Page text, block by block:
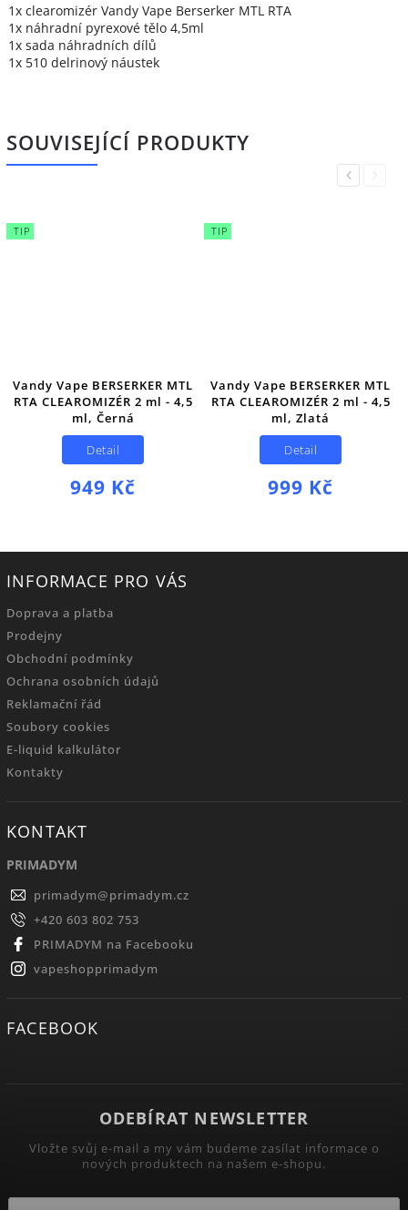
1x clearomizér Vandy Vape Berserker MTL RTA
1x náhradní pyrexové tělo 4,5ml
1x sada náhradních dílů
1x 510 delrinový náustek
SOUVISEJÍCÍ PRODUKTY
Previous
TIP
Vandy Vape BERSERKER MTL
RTA CLEAROMIZÉR 2 ml - 4,5
ml, Černá
949 Kč
Detail
TIP
Vandy Vape BERSERKER MTL
RTA CLEAROMIZÉR 2 ml - 4,5
ml, Zlatá
999 Kč
Detail
Next
INFORMACE PRO VÁS
Doprava a platba
Prodejny
Obchodní podmínky
Ochrana osobních údajů
Reklamační řád
Soubory cookies
E-liquid kalkulátor
Kontakty
KONTAKT
PRIMADYM
primadym@primadym.cz
+420 603 802 753
PRIMADYM na Facebooku
vapeshopprimadym
FACEBOOK
ODEBÍRAT NEWSLETTER
Vložte svůj e-mail a my vám budeme zasílat informace o
nových produktech na našem e-shopu.